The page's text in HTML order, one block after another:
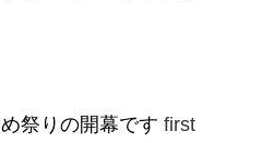
祭りの開幕です first